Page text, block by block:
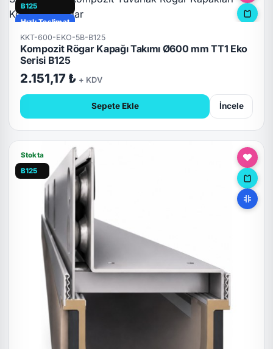
B125
Hızlı Teslimat
KKT-600-EKO-5B-B125
Kompozit Rögar Kapağı Takımı Ø600 mm TT1 Eko
Serisi B125
2.151,17 ₺ + KDV
Sepete Ekle İncele
Stokta
B125